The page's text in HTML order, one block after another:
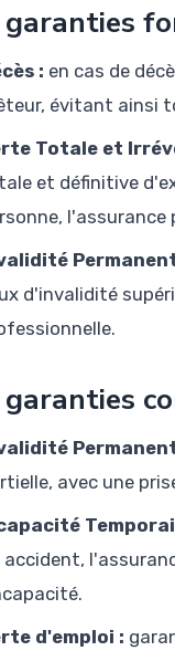
garanties
: en cas de
évitant ainsi
Totale et
et définitive
l'assurance
d'invalidité
garanties
avec une
accident,
d'emploi :